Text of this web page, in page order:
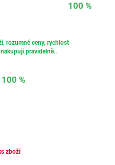
100 %
rozumné ceny, rychlost
pravidelně..
100 %
zboží